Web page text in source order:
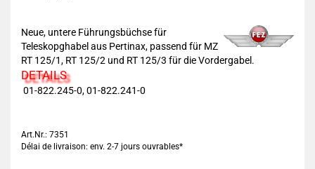
Neue, untere Führungsbüchse für
Teleskopghabel aus Pertinax, passend für MZ
RT 125/1, RT 125/2 und RT 125/3 für die Vordergabel.
DETAILS
01-822.245-0, 01-822.241-0
Art.Nr.: 7351
Délai de livraison: env. 2-7 jours ouvrables*